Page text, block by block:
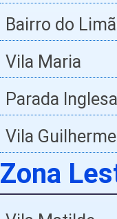
Bairro do
Vila Maria
Parada Inglesa
Vila Guilherme
Zona